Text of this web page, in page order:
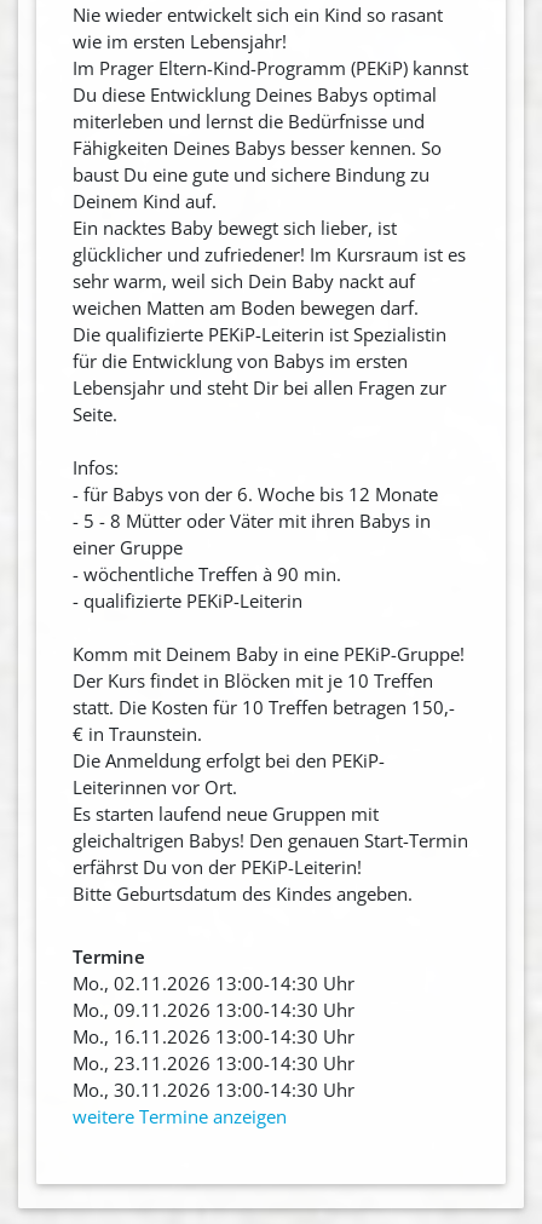
Nie wieder entwickelt sich ein Kind so rasant
wie im ersten Lebensjahr!
Im Prager Eltern-Kind-Programm (PEKiP) kannst
Du diese Entwicklung Deines Babys optimal
miterleben und lernst die Bedürfnisse und
Fähigkeiten Deines Babys besser kennen. So
baust Du eine gute und sichere Bindung zu
Deinem Kind auf.
Ein nacktes Baby bewegt sich lieber, ist
glücklicher und zufriedener! Im Kursraum ist es
sehr warm, weil sich Dein Baby nackt auf
weichen Matten am Boden bewegen darf.
Die qualifizierte PEKiP-Leiterin ist Spezialistin
für die Entwicklung von Babys im ersten
Lebensjahr und steht Dir bei allen Fragen zur
Seite.
Infos:
- für Babys von der 6. Woche bis 12 Monate
- 5 - 8 Mütter oder Väter mit ihren Babys in
einer Gruppe
- wöchentliche Treffen à 90 min.
- qualifizierte PEKiP-Leiterin
Komm mit Deinem Baby in eine PEKiP-Gruppe!
Der Kurs findet in Blöcken mit je 10 Treffen
statt. Die Kosten für 10 Treffen betragen 150,-
€ in Traunstein.
Die Anmeldung erfolgt bei den PEKiP-
Leiterinnen vor Ort.
Es starten laufend neue Gruppen mit
gleichaltrigen Babys! Den genauen Start-Termin
erfährst Du von der PEKiP-Leiterin!
Bitte Geburtsdatum des Kindes angeben.
Termine
Mo., 02.11.2026 13:00-14:30 Uhr
Mo., 09.11.2026 13:00-14:30 Uhr
Mo., 16.11.2026 13:00-14:30 Uhr
Mo., 23.11.2026 13:00-14:30 Uhr
Mo., 30.11.2026 13:00-14:30 Uhr
weitere Termine anzeigen